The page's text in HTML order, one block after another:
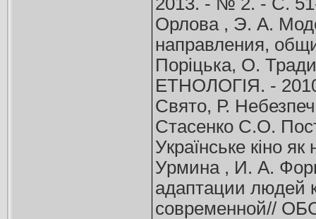
Орлова , Э. А.
направления,
Поріцька, О.
ЕТНОЛОГІЯ. -
Свято, Р.
Стасенко С.О.
Українське кіно
Урмина , И. А.
адаптации людей
современной//